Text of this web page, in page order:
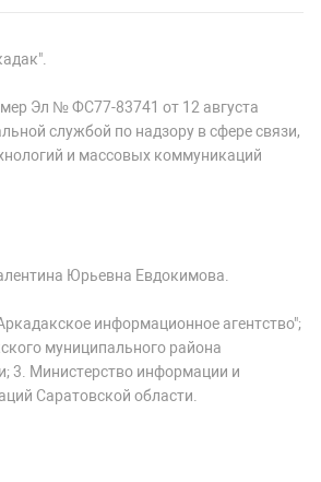
Эл № ФС77-83741 от 12 августа
службой по надзору в сфере связи,
и массовых коммуникаций
Юрьевна Евдокимова.
информационное агентство";
муниципального района
3. Министерство информации и
Саратовской области.